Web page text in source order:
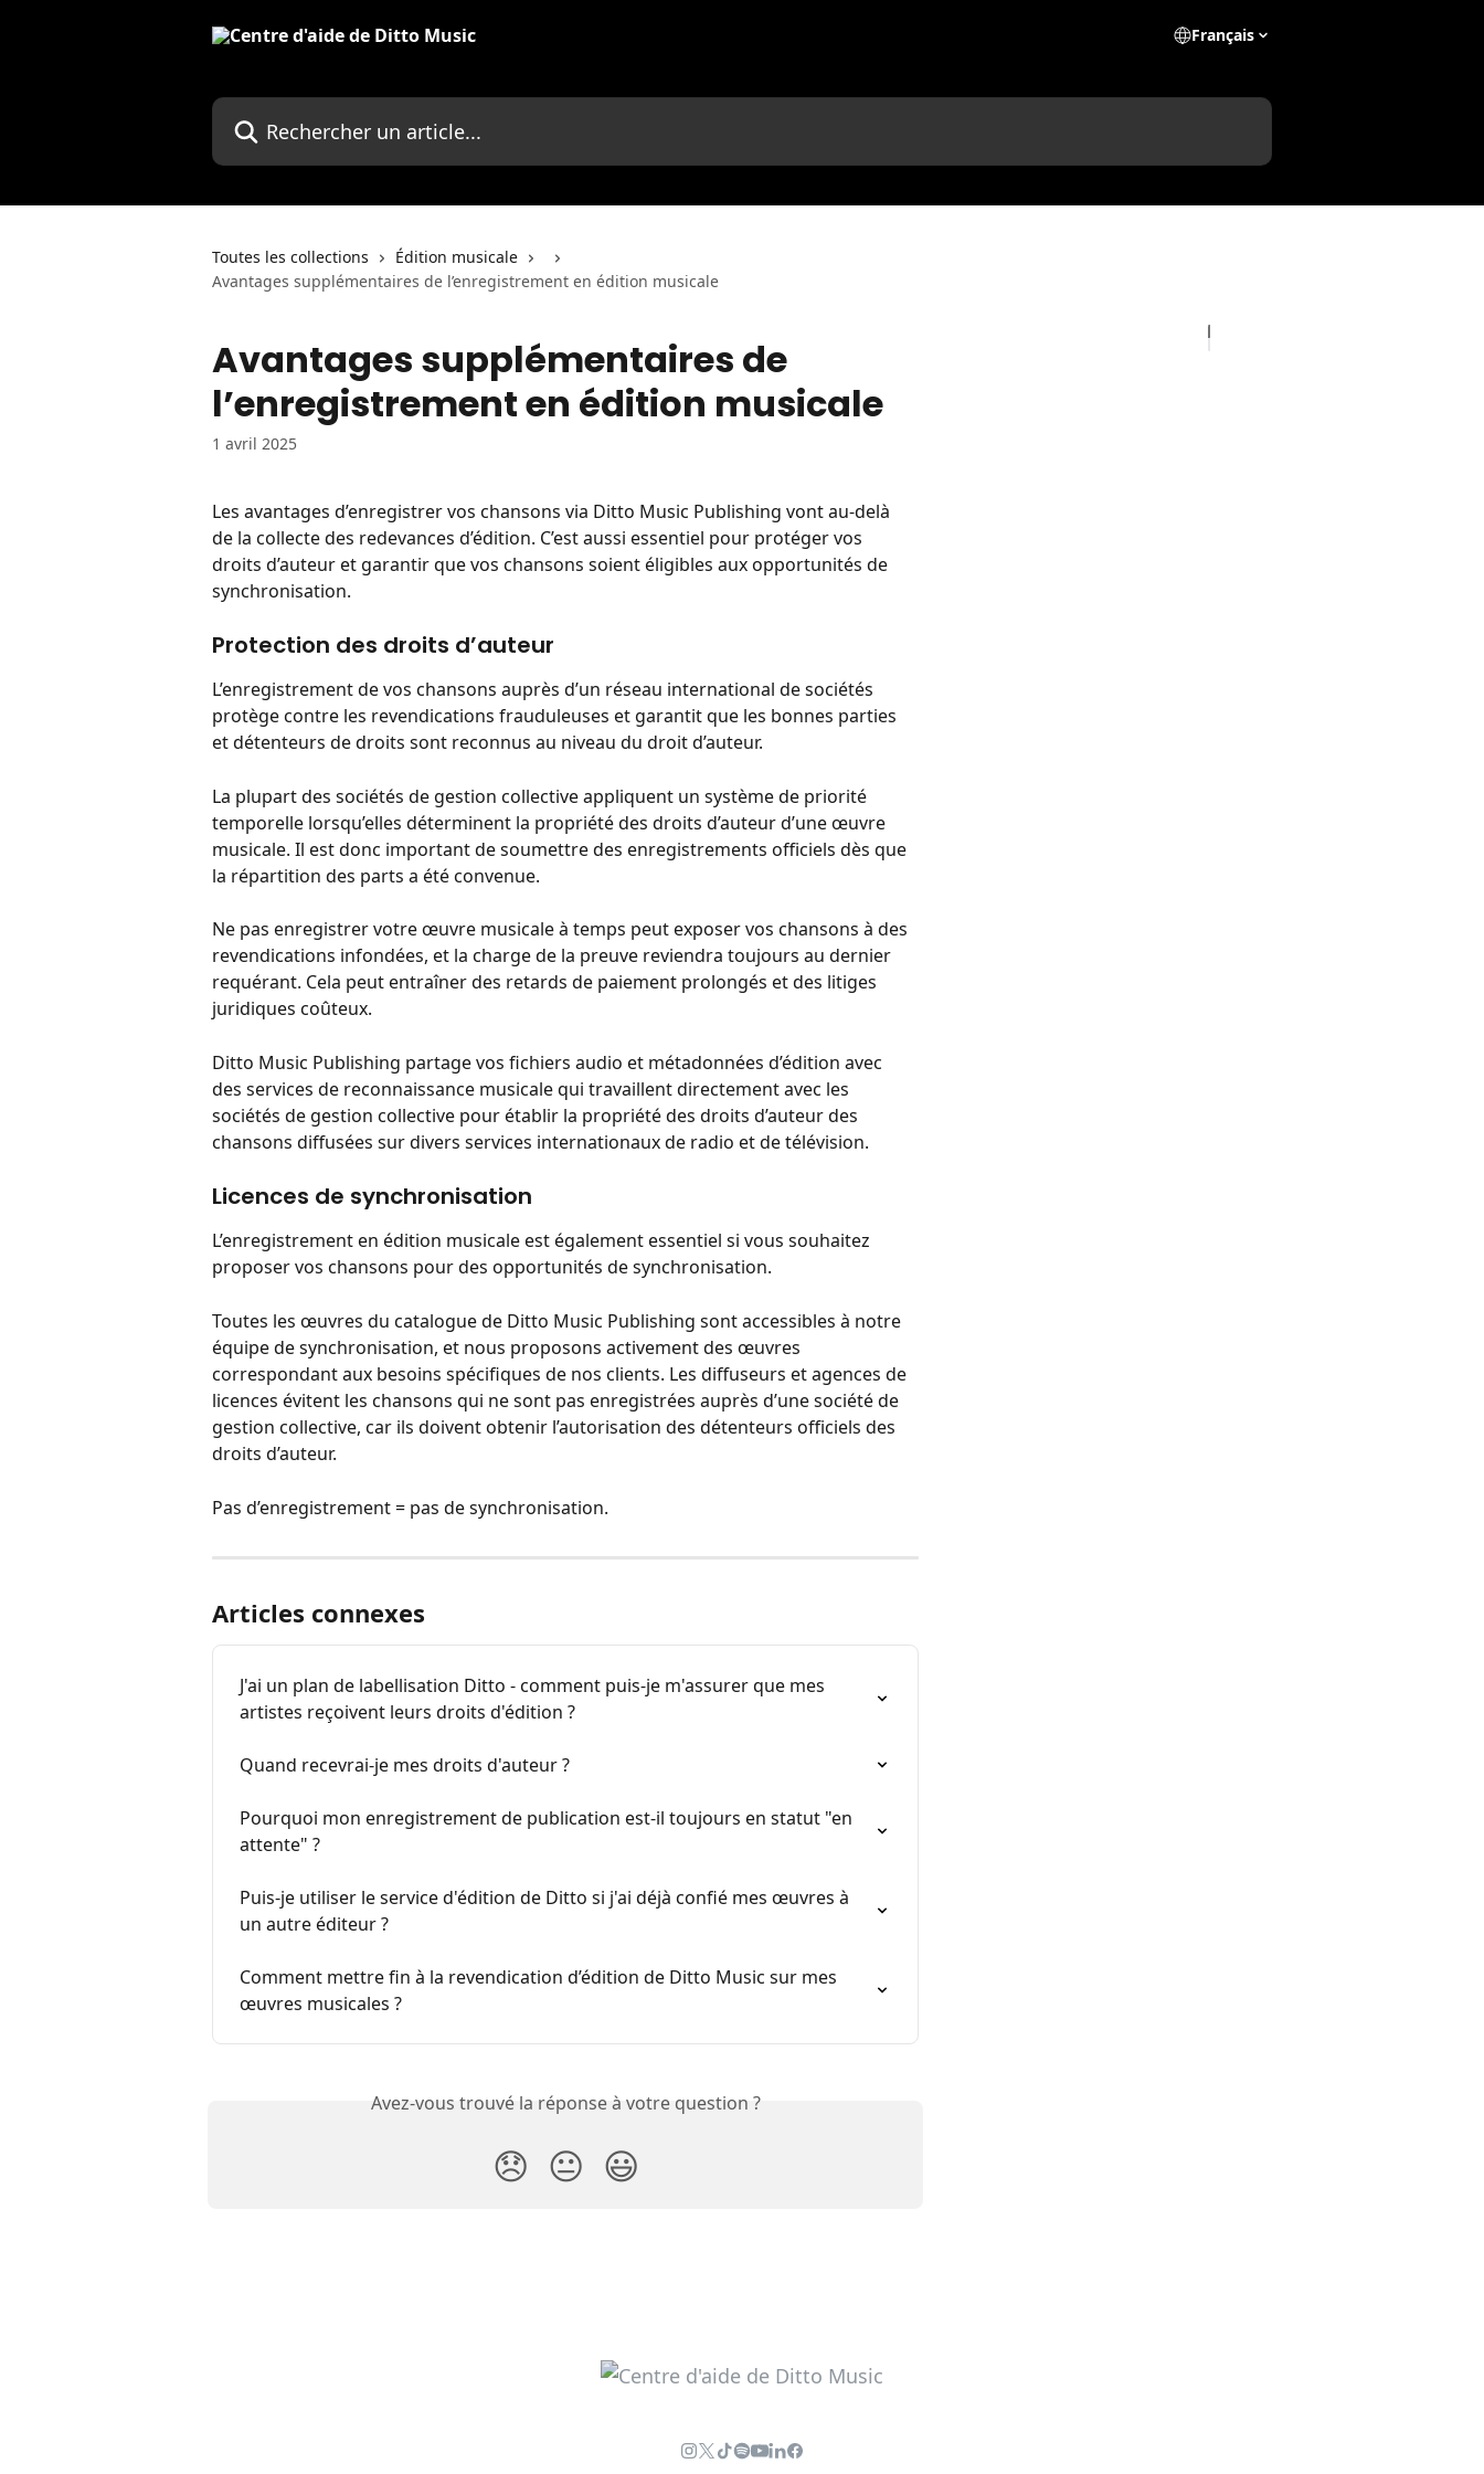
Français
Rechercher un article...
Toutes les collections
Édition musicale
Avantages supplémentaires de l’enregistrement en édition musicale
Avantages supplémentaires de
l’enregistrement en édition musicale
1 avril 2025
Les avantages d’enregistrer vos chansons via Ditto Music Publishing vont au-delà
de la collecte des redevances d’édition. C’est aussi essentiel pour protéger vos
droits d’auteur et garantir que vos chansons soient éligibles aux opportunités de
synchronisation.
Protection des droits d’auteur
L’enregistrement de vos chansons auprès d’un réseau international de sociétés
protège contre les revendications frauduleuses et garantit que les bonnes parties
et détenteurs de droits sont reconnus au niveau du droit d’auteur.
La plupart des sociétés de gestion collective appliquent un système de priorité
temporelle lorsqu’elles déterminent la propriété des droits d’auteur d’une œuvre
musicale. Il est donc important de soumettre des enregistrements officiels dès que
la répartition des parts a été convenue.
Ne pas enregistrer votre œuvre musicale à temps peut exposer vos chansons à des
revendications infondées, et la charge de la preuve reviendra toujours au dernier
requérant. Cela peut entraîner des retards de paiement prolongés et des litiges
juridiques coûteux.
Ditto Music Publishing partage vos fichiers audio et métadonnées d’édition avec
des services de reconnaissance musicale qui travaillent directement avec les
sociétés de gestion collective pour établir la propriété des droits d’auteur des
chansons diffusées sur divers services internationaux de radio et de télévision.
Licences de synchronisation
L’enregistrement en édition musicale est également essentiel si vous souhaitez
proposer vos chansons pour des opportunités de synchronisation.
Toutes les œuvres du catalogue de Ditto Music Publishing sont accessibles à notre
équipe de synchronisation, et nous proposons activement des œuvres
correspondant aux besoins spécifiques de nos clients. Les diffuseurs et agences de
licences évitent les chansons qui ne sont pas enregistrées auprès d’une société de
gestion collective, car ils doivent obtenir l’autorisation des détenteurs officiels des
droits d’auteur.
Pas d’enregistrement = pas de synchronisation.
Articles connexes
J'ai un plan de labellisation Ditto - comment puis-je m'assurer que mes
artistes reçoivent leurs droits d'édition ?
Quand recevrai-je mes droits d'auteur ?
Pourquoi mon enregistrement de publication est-il toujours en statut "en
attente" ?
Puis-je utiliser le service d'édition de Ditto si j'ai déjà confié mes œuvres à
un autre éditeur ?
Comment mettre fin à la revendication d’édition de Ditto Music sur mes
œuvres musicales ?
Avez-vous trouvé la réponse à votre question ?
😞 😐 😃